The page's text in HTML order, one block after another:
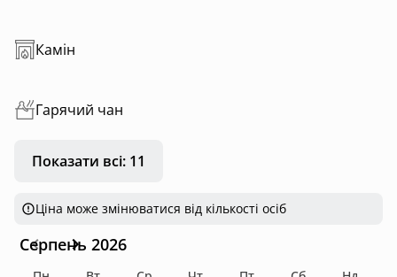
Камін
Гарячий чан
Показати всі: 11
Ціна може змінюватися від кількості осіб
Серпень 2026